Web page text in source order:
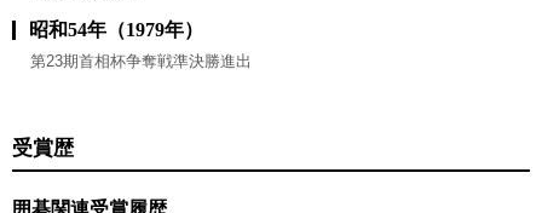
昭和54年（1979年）
第23期首相杯争奪戦準決勝進出
受賞歴